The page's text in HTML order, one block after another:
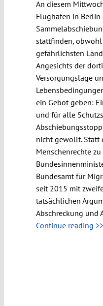
An diesem
Flughafen in
stattfinden,
gefährlichsten
Angesichts der
Versorgungslage
ein Gebot geben:
und für alle
nicht gewollt. Statt
Menschenrechte
Bundesamt für
seit 2015 mit
tatsächlichen
Abschreckung und
Continue reading >>